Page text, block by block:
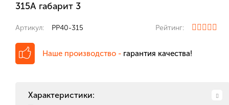
315А габарит 3
Артикул: PP40-315 Рейтинг:
Наше производство - гарантия качества!
Характеристики: